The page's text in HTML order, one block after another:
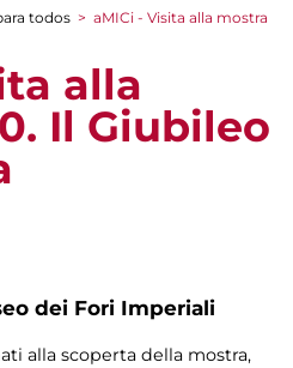
todos > aMICi - Visita alla mostra
alla
Il Giubileo
dei Fori Imperiali
alla scoperta della mostra,